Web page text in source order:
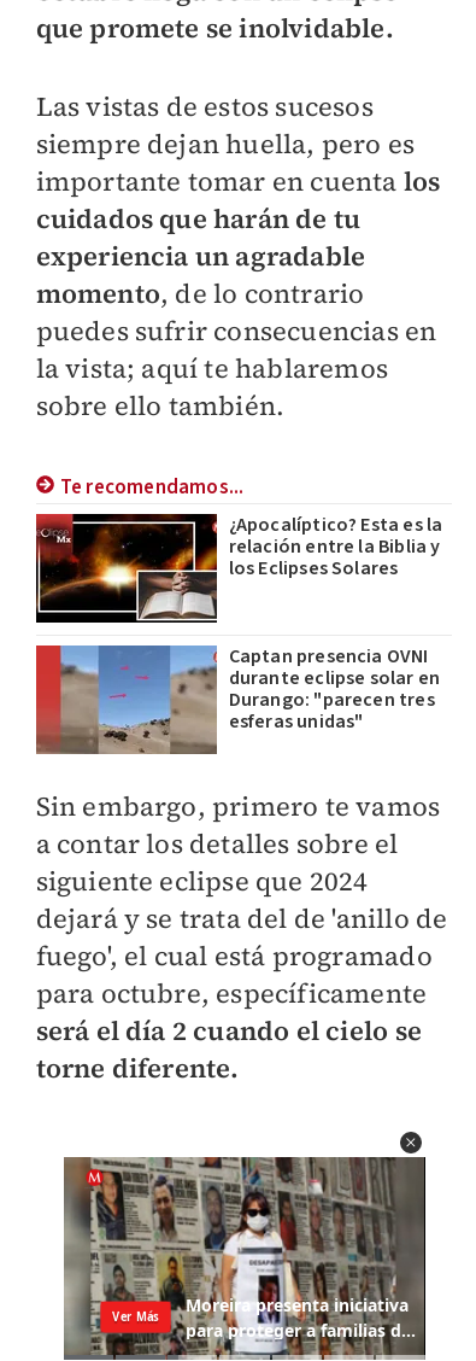
que promete se inolvidable.
Las vistas de estos sucesos
siempre dejan huella, pero es
importante tomar en cuenta los
cuidados que harán de tu
experiencia un agradable
momento, de lo contrario
puedes sufrir consecuencias en
la vista; aquí te hablaremos
sobre ello también.
Te recomendamos...
¿Apocalíptico? Esta es la
relación entre la Biblia y
los Eclipses Solares
Captan presencia OVNI
durante eclipse solar en
Durango: "parecen tres
esferas unidas"
Sin embargo, primero te vamos
a contar los detalles sobre el
siguiente eclipse que 2024
dejará y se trata del de 'anillo de
fuego', el cual está programado
para octubre, específicamente
será el día 2 cuando el cielo se
torne diferente.